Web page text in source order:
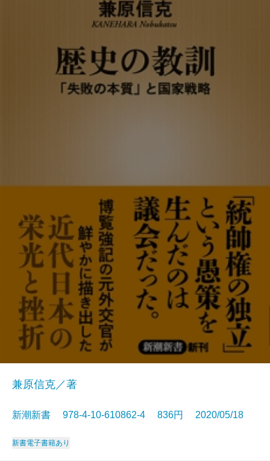
兼原信克／著
新潮新書 978-4-10-610862-4 836円 2020/05/18
新書電子書籍あり